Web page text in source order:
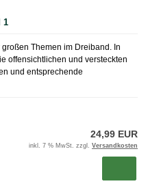
1
Themen im Dreiband. In
offensichtlichen und versteckten
und entsprechende
24,99 EUR
inkl. 7 % MwSt. zzgl. Versandkosten